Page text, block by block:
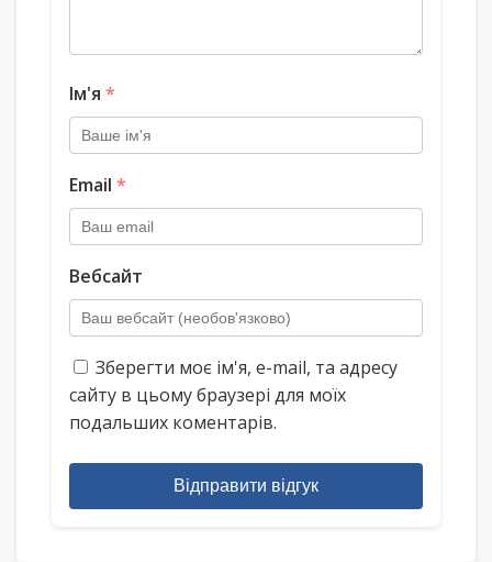
Ім'я *
Email *
Вебсайт
Зберегти моє ім'я, e-mail, та адресу
сайту в цьому браузері для моїх
подальших коментарів.
Відправити відгук